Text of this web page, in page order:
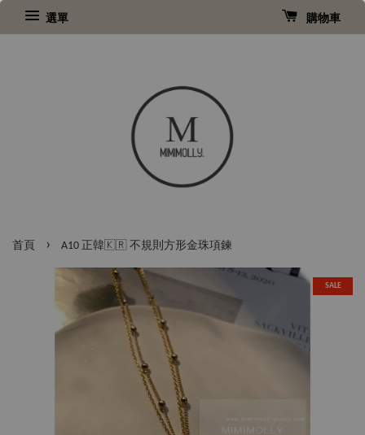
選單 購物車
首頁 › A10 正韓🇰🇷 不規則方形金珠項鍊
SALE